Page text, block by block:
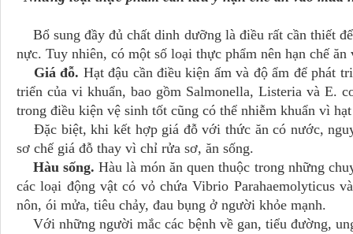
Bổ sung đầy đủ chất dinh dưỡng là điều rất cần thiết
nực. Tuy nhiên, có một số loại thực phẩm nên hạn chế ăn
Giá đỗ. Hạt đậu cần điều kiện ấm và độ ẩm để phát
triển của vi khuẩn, bao gồm Salmonella, Listeria và E.
trong điều kiện vệ sinh tốt cũng có thể nhiễm khuẩn vì
Đặc biệt, khi kết hợp giá đỗ với thức ăn có nước,
sơ chế giá đỗ thay vì chỉ rửa sơ, ăn sống.
Hàu sống. Hàu là món ăn quen thuộc trong những
các loại động vật có vỏ chứa Vibrio Parahaemolyticus
nôn, ói mửa, tiêu chảy, đau bụng ở người khỏe mạnh.
Với những người mắc các bệnh về gan, tiểu đường,